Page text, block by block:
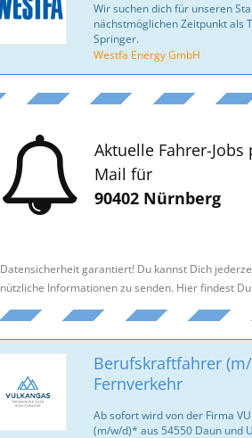
Wir suchen dich für unseren
nächstmöglichen Zeitpunkt als
Springer.
Westfa Energy GmbH
Aktuelle Fahrer-Jobs
Mail für
90402 Nürnberg
Datensicherheit garantiert! Du kannst Dich
nützliche Informationen zu senden. Hier findest
Berufskraftfahrer
Fernverkehr
Ab sofort wird von der Firma
(m/w/d)* aus 54550 Daun und